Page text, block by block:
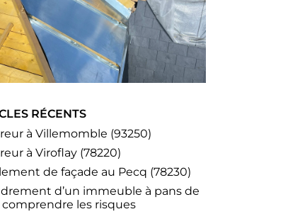
RÉCENTS
à Villemomble (93250)
à Viroflay (78220)
de façade au Pecq (78230)
d’un immeuble à pans de
comprendre les risques